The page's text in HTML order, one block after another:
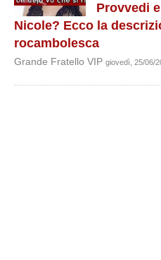
Provvedi
Nicole? Ecco la
rocambolesca
Grande Fratello VIP giovedì, 25/06/